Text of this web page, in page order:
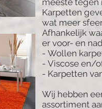
meeste tegen
Karpetten
wat meer
Afhankelijk
er voor- en
- Wollen
- Viscose en/
- Karpetten
Wij hebben
assortiment